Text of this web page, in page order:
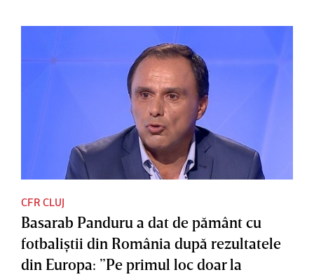
CFR CLUJ
Basarab Panduru a dat de pământ cu
fotbaliştii din România după rezultatele
din Europa: ”Pe primul loc doar la